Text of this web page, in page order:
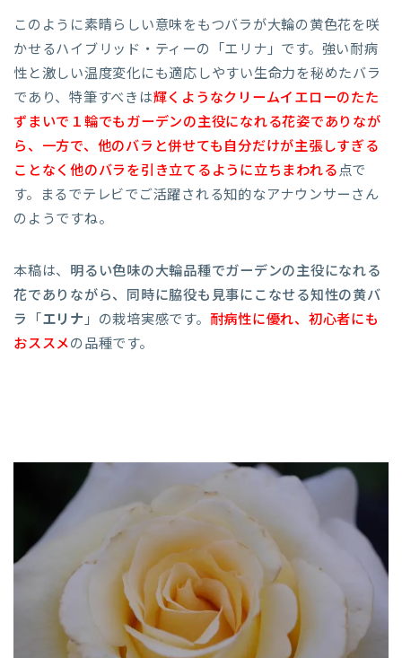
このように素晴らしい意味をもつバラが大輪の黄色花を咲
かせるハイブリッド・ティーの「エリナ」です。強い耐病
性と激しい温度変化にも適応しやすい生命力を秘めたバラ
であり、特筆すべきは輝くようなクリームイエローのたた
ずまいで １輪でもガーデンの主役になれる花姿でありなが
ら、 一方で、 他のバラと併せても自分だけが主張しすぎる
ことなく他のバラを引き立てるように立ちまわれる点で
す。まるでテレビでご活躍される知的なアナウンサーさん
のようですね。
本稿は、 明るい色味の大輪品種でガーデンの主役になれる
花でありながら、同時に脇役も見事にこなせる知性の黄バ
ラ
「エリナ」の栽培実感です。 耐病性に優れ、初心者にも
おススメの品種です。